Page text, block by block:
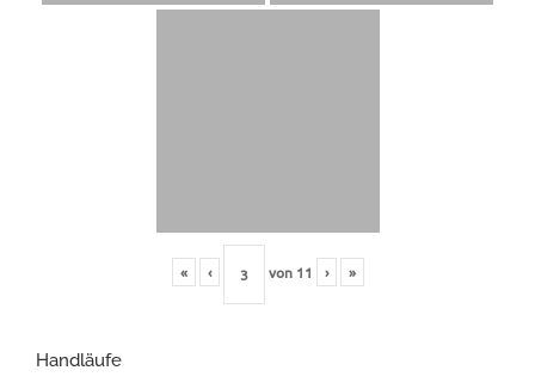
« ‹ von 11 › »
Handläufe